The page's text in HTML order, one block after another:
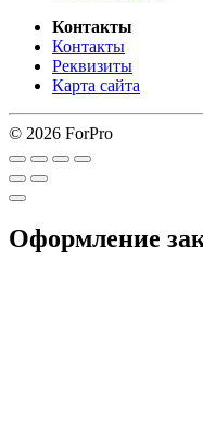
Контакты
Контакты
Реквизиты
Карта сайта
© 2026 ForPro
Оформление